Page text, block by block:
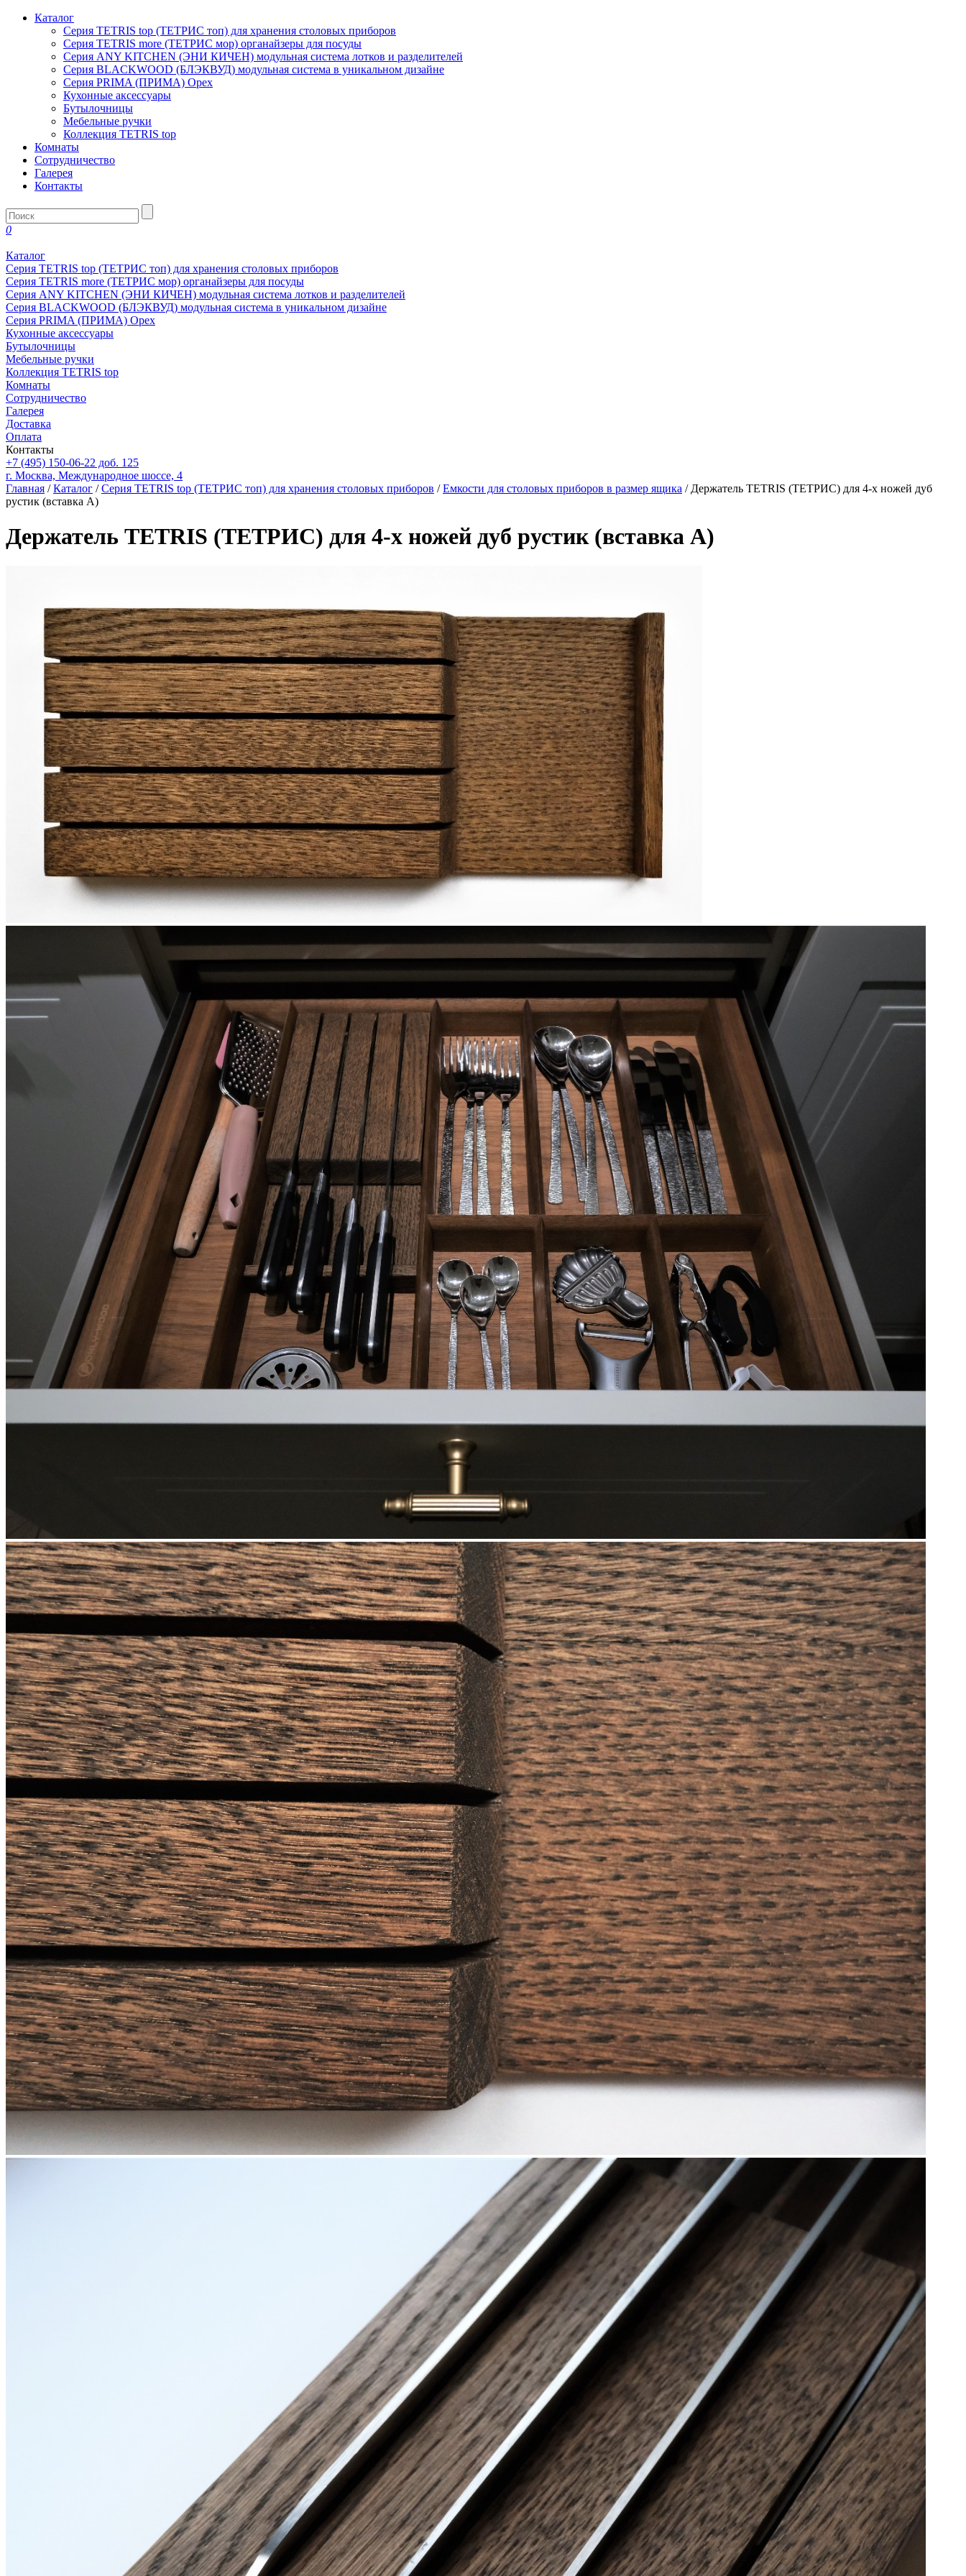
Каталог
Серия TETRIS top (ТЕТРИС топ) для хранения столовых приборов
Серия TETRIS more (ТЕТРИС мор) органайзеры для посуды
Серия ANY KITCHEN (ЭНИ КИЧЕН) модульная система лотков и разделителей
Серия BLACKWOOD (БЛЭКВУД) модульная система в уникальном дизайне
Серия PRIMA (ПРИМА) Орех
Кухонные аксессуары
Бутылочницы
Мебельные ручки
Коллекция TETRIS top
Комнаты
Сотрудничество
Галерея
Контакты
0
Каталог
Серия TETRIS top (ТЕТРИС топ) для хранения столовых приборов
Серия TETRIS more (ТЕТРИС мор) органайзеры для посуды
Серия ANY KITCHEN (ЭНИ КИЧЕН) модульная система лотков и разделителей
Серия BLACKWOOD (БЛЭКВУД) модульная система в уникальном дизайне
Серия PRIMA (ПРИМА) Орех
Кухонные аксессуары
Бутылочницы
Мебельные ручки
Коллекция TETRIS top
Комнаты
Сотрудничество
Галерея
Доставка
Оплата
Контакты
+7 (495) 150-06-22 доб. 125
г. Москва, Международное шоссе, 4
Главная /Каталог /Серия TETRIS top (ТЕТРИС топ) для хранения столовых приборов /Емкости для столовых приборов в размер ящика / Держатель TETRIS (ТЕТРИС) для 4-х ножей дуб
рустик (вставка А)
Держатель TETRIS (ТЕТРИС) для 4-х ножей дуб рустик (вставка А)